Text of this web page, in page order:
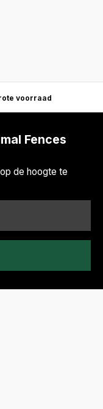
voorraad
Fences
de hoogte te